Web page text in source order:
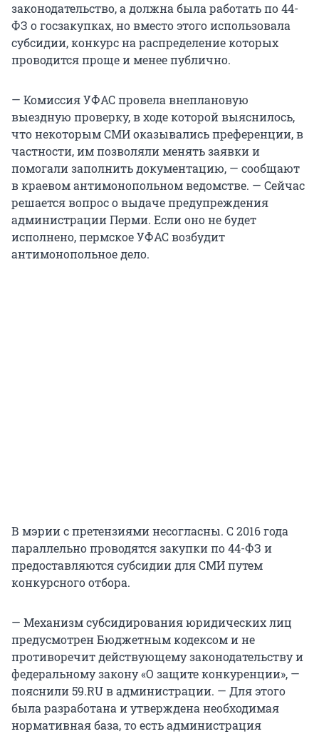
законодательство, а должна была работать по 44-
ФЗ о госзакупках, но вместо этого использовала
субсидии, конкурс на распределение которых
проводится проще и менее публично.
— Комиссия УФАС провела внеплановую
выездную проверку, в ходе которой выяснилось,
что некоторым СМИ оказывались преференции, в
частности, им позволяли менять заявки и
помогали заполнить документацию, — сообщают
в краевом антимонопольном ведомстве. — Сейчас
решается вопрос о выдаче предупреждения
администрации Перми. Если оно не будет
исполнено, пермское УФАС возбудит
антимонопольное дело.
В мэрии с претензиями несогласны. С 2016 года
параллельно проводятся закупки по 44-ФЗ и
предоставляются субсидии для СМИ путем
конкурсного отбора.
— Механизм субсидирования юридических лиц
предусмотрен Бюджетным кодексом и не
противоречит действующему законодательству и
федеральному закону «О защите конкуренции», —
пояснили 59.RU в администрации. — Для этого
была разработана и утверждена необходимая
нормативная база, то есть администрация